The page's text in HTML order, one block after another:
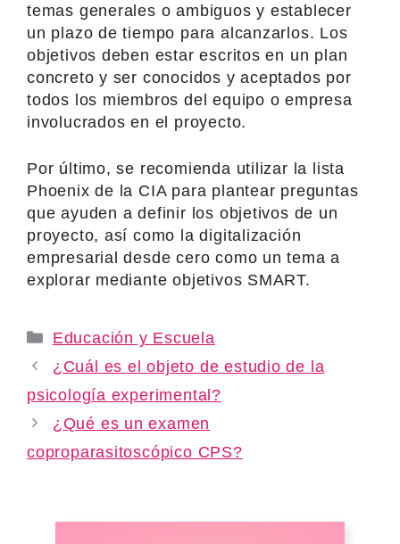
temas generales o ambiguos y establecer
un plazo de tiempo para alcanzarlos. Los
objetivos deben estar escritos en un plan
concreto y ser conocidos y aceptados por
todos los miembros del equipo o empresa
involucrados en el proyecto.
Por último, se recomienda utilizar la lista
Phoenix de la CIA para plantear preguntas
que ayuden a definir los objetivos de un
proyecto, así como la digitalización
empresarial desde cero como un tema a
explorar mediante objetivos SMART.
Categories
Educación y Escuela
¿Cuál es el objeto de estudio de la
psicología experimental?
¿Qué es un examen
coproparasitoscópico CPS?